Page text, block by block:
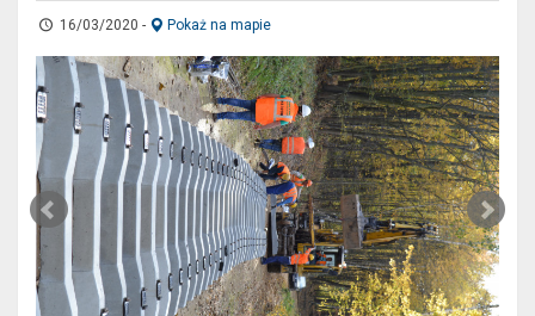
16/03/2020 - Pokaż na mapie